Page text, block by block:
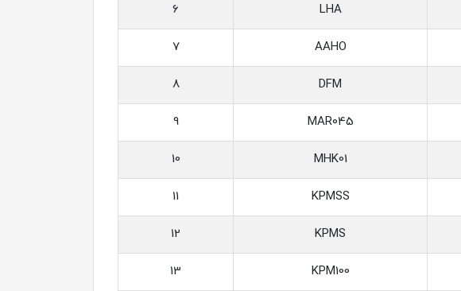
LHA
6
AAHO
7
DFM
8
MAR045
9
MHK01
10
KPMSS
11
KPMS
12
KPM100
13